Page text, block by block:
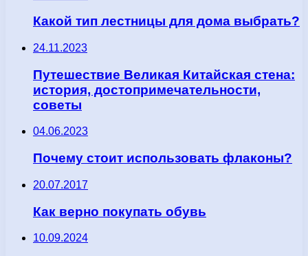
Какой тип лестницы для дома выбрать?
24.11.2023
Путешествие Великая Китайская стена:
история, достопримечательности,
советы
04.06.2023
Почему стоит использовать флаконы?
20.07.2017
Как верно покупать обувь
10.09.2024